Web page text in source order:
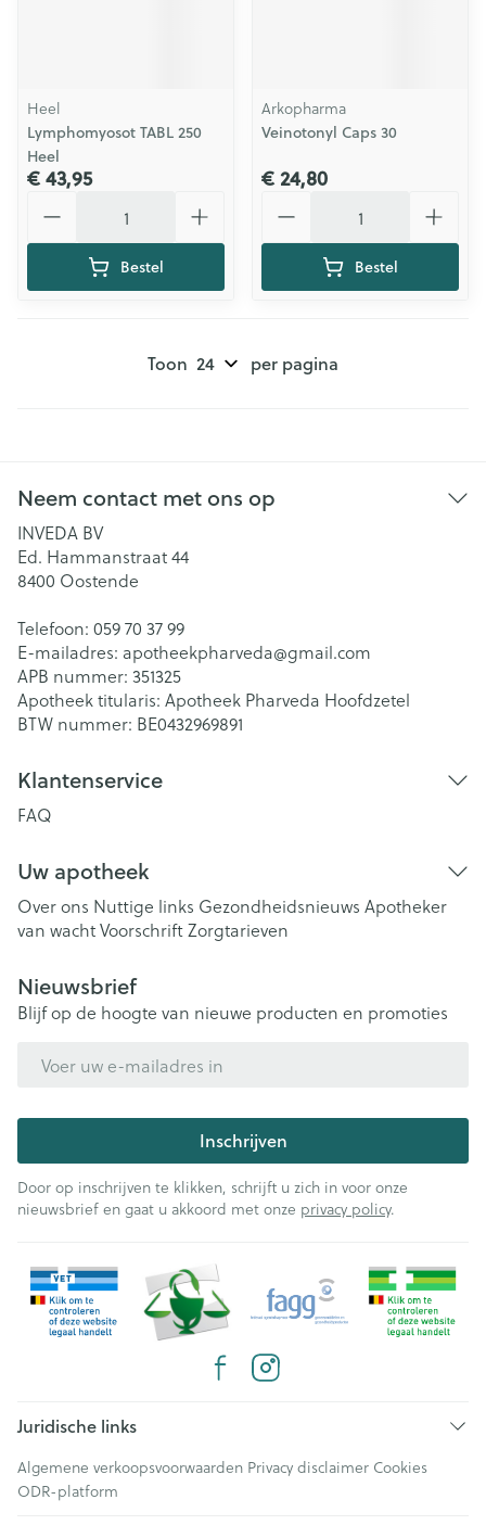
Heel
Lymphomyosot TABL 250
Heel
€ 43,95
Bestel
Arkopharma
Veinotonyl Caps 30
€ 24,80
Bestel
Toon per pagina
Neem contact met ons op
INVEDA BV
Ed. Hammanstraat 44
8400 Oostende
Telefoon: 059 70 37 99
E-mailadres: apotheekpharveda@gmail.com
APB nummer: 351325
Apotheek titularis: Apotheek Pharveda Hoofdzetel
BTW nummer: BE0432969891
Klantenservice
FAQ
Uw apotheek
Over ons Nuttige links Gezondheidsnieuws Apotheker
van wachtVoorschriftZorgtarieven
Nieuwsbrief
Blijf op de hoogte van nieuwe producten en promoties
Inschrijven
Door op inschrijven te klikken, schrijft u zich in voor onze
nieuwsbrief en gaat u akkoord met onze privacy policy.
Juridische links
Algemene verkoopsvoorwaarden Privacy disclaimer Cookies
ODR-platform